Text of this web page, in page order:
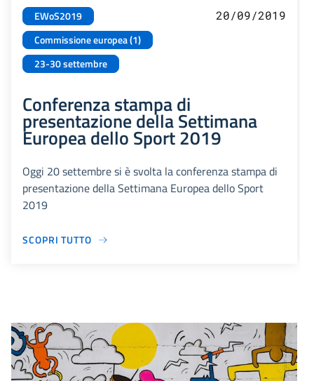
EWoS2019
Commissione europea (1)
23-30 settembre
20/09/2019
Conferenza stampa di
presentazione della Settimana
Europea dello Sport 2019
Oggi 20 settembre si è svolta la conferenza stampa di
presentazione della Settimana Europea dello Sport
2019
SCOPRI TUTTO